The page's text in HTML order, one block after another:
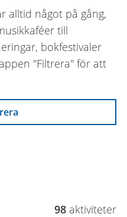
alltid något på gång,
till
bokfestivaler
"Filtrera" för att
98 aktiviteter